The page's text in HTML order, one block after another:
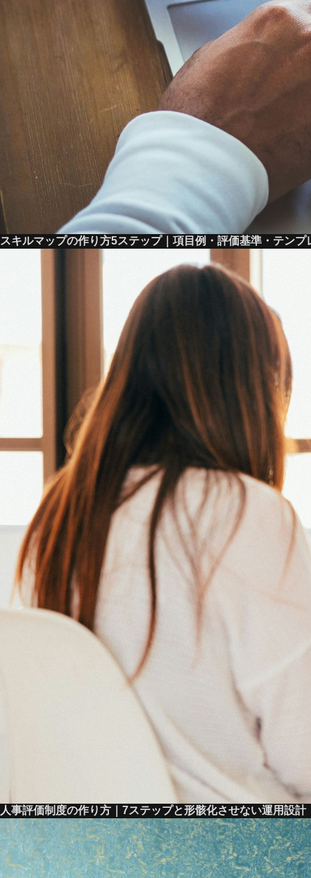
スキルマップの作り方5ステップ｜項目例・評価基準・テンプ
人事評価制度の作り方｜7ステップと形骸化させない運用設計